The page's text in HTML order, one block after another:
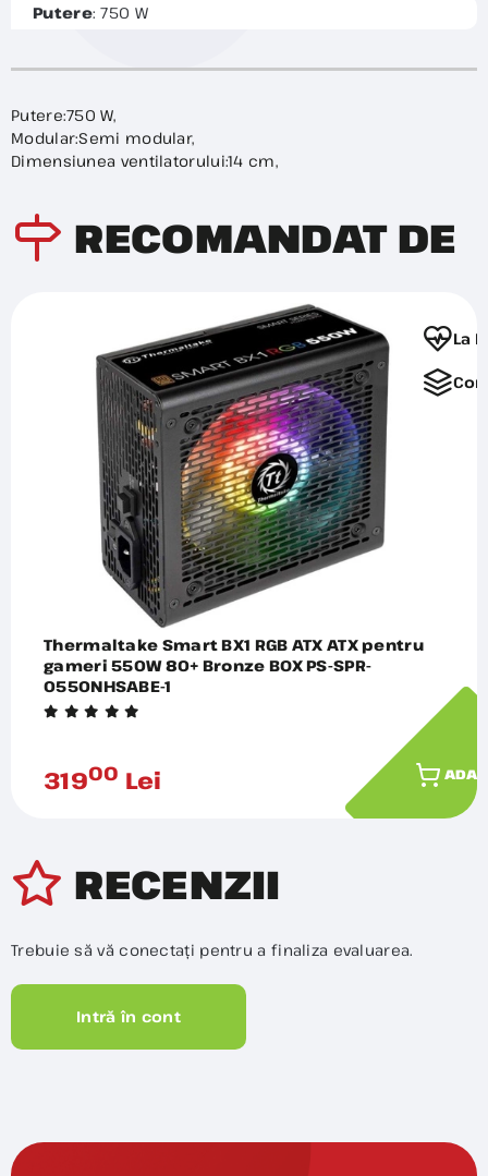
Putere: 750 W
Putere:750 W,
Modular:Semi modular,
Dimensiunea ventilatorului:14 cm,
RECOMANDAT DE
La
Thermaltake Smart BX1 RGB ATX ATX pentru
gameri 550W 80+ Bronze BOX PS-SPR-
0550NHSABE-1
31900 Lei
RECENZII
Trebuie să vă conectați pentru a finaliza evaluarea.
Intră în cont